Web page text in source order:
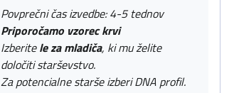
Povprečni čas izvedbe: 4-5 tednov
Priporočamo vzorec krvi
Izberitele za mladiča, ki mu želite
določiti starševstvo.
Za potencialne starše izberi DNA profil.